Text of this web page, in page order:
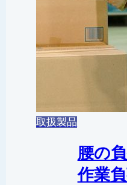
取扱製品
腰の
作業